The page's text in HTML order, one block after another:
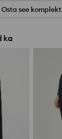
Osta see komplekt
ka